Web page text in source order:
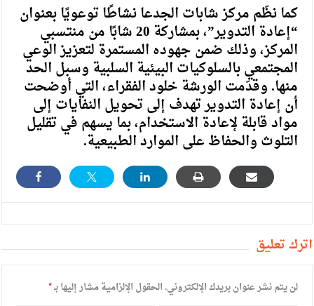
كما نظّم مركز شابات الجدعا نشاطًا توعويًا بعنوان
“إعادة التدوير”، بمشاركة 20 شابًا من منتسبي
المركز، وذلك ضمن جهوده المستمرة لتعزيز الوعي
المجتمعي بالسلوكيات البيئية السلبية وسبل الحد
منها. وقدّمت الورشة خلود الفقراء، التي أوضحت
أن إعادة التدوير تهدف إلى تحويل النفايات إلى
مواد قابلة لإعادة الاستخدام، بما يسهم في تقليل
التلوث والحفاظ على الموارد الطبيعية.
أترك تعليق
لن يتم نشر عنوان بريدك الإلكتروني.الحقول الإلزامية مشار إليها بـ*